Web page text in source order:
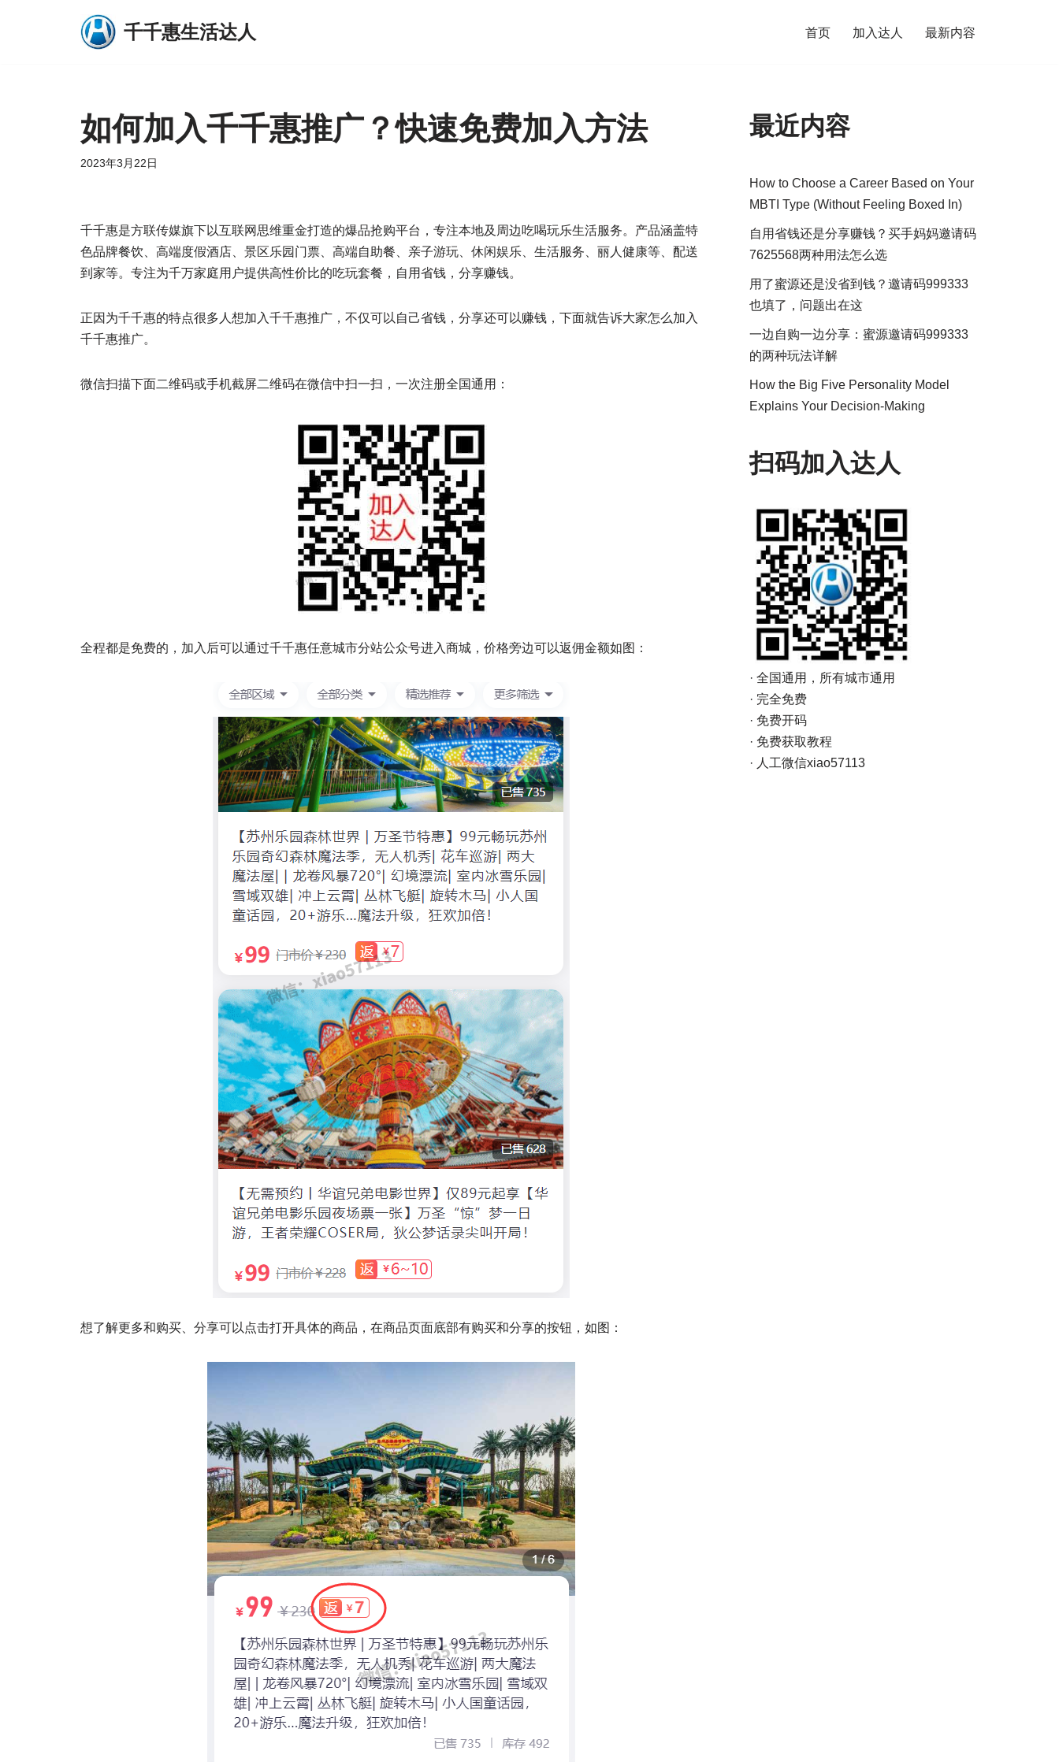
千千惠生活达人 首页 加入达人 最新内容
如何加入千千惠推广？快速免费加入方法
2023年3月22日
千千惠是方联传媒旗下以互联网思维重金打造的爆品抢购平台，专注本地及周边吃喝玩乐生活服务。产品涵盖特
色品牌餐饮、高端度假酒店、景区乐园门票、高端自助餐、亲子游玩、休闲娱乐、生活服务、丽人健康等、配送
到家等。专注为千万家庭用户提供高性价比的吃玩套餐，自用省钱，分享赚钱。
正因为千千惠的特点很多人想加入千千惠推广，不仅可以自己省钱，分享还可以赚钱，下面就告诉大家怎么加入
千千惠推广。
微信扫描下面二维码或手机截屏二维码在微信中扫一扫，一次注册全国通用：
全程都是免费的，加入后可以通过千千惠任意城市分站公众号进入商城，价格旁边可以返佣金额如图：
想了解更多和购买、分享可以点击打开具体的商品，在商品页面底部有购买和分享的按钮，如图：
最近内容
How to Choose a Career Based on Your
MBTI Type (Without Feeling Boxed In)
自用省钱还是分享赚钱？买手妈妈邀请码
7625568两种用法怎么选
用了蜜源还是没省到钱？邀请码999333
也填了，问题出在这
一边自购一边分享：蜜源邀请码999333
的两种玩法详解
How the Big Five Personality Model
Explains Your Decision-Making
扫码加入达人
· 全国通用，所有城市通用
· 完全免费
· 免费开码
· 免费获取教程
· 人工微信xiao57113